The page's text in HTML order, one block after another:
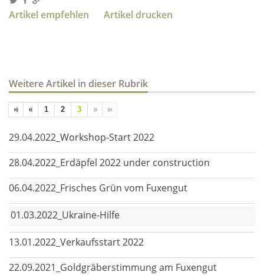
Artikel empfehlen Artikel drucken
Weitere Artikel in dieser Rubrik
1 2 3
29.04.2022_Workshop-Start 2022
28.04.2022_Erdäpfel 2022 under construction
06.04.2022_Frisches Grün vom Fuxengut
01.03.2022_Ukraine-Hilfe
13.01.2022_Verkaufsstart 2022
22.09.2021_Goldgräberstimmung am Fuxengut